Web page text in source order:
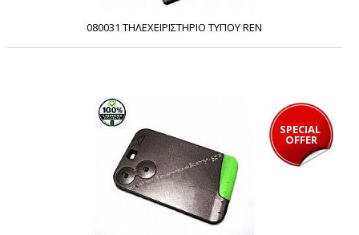
080031 ΤΗΛΕΧΕΙΡΙΣΤΗΡΙΟ ΤΥΠΟΥ REN
SPECIAL
OFFER